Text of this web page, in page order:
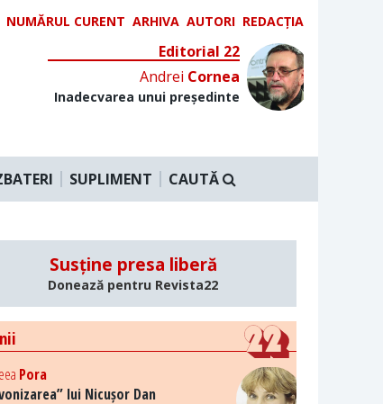
NUMĂRUL CURENT ARHIVA AUTORI REDACȚIA
Editorial 22
Andrei Cornea
Inadecvarea unui președinte
SUPLIMENT CAUTĂ
Susține presa liberă
Donează pentru Revista22
Pora
lui Nicușor Dan